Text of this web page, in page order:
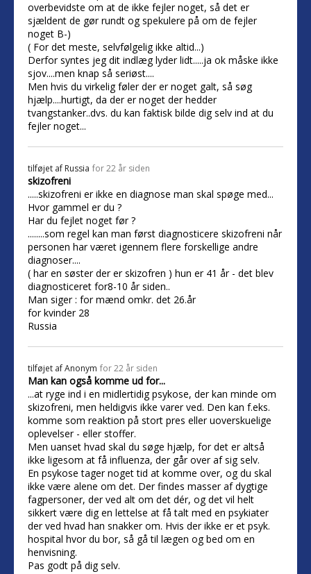
overbevidste om at de ikke fejler noget, så det er
sjældent de gør rundt og spekulere på om de fejler
noget B-)
( For det meste, selvfølgelig ikke altid...)
Derfor syntes jeg dit indlæg lyder lidt.....ja ok måske ikke
sjov....men knap så seriøst....
Men hvis du virkelig føler der er noget galt, så søg
hjælp....hurtigt, da der er noget der hedder
tvangstanker..dvs. du kan faktisk bilde dig selv ind at du
fejler noget...
tilføjet af Russia for 22 år siden
skizofreni
.....skizofreni er ikke en diagnose man skal spøge med...
Hvor gammel er du ?
Har du fejlet noget før ?
........som regel kan man først diagnosticere skizofreni når
personen har været igennem flere forskellige andre
diagnoser....
( har en søster der er skizofren ) hun er 41 år - det blev
diagnosticeret for8-10 år siden..
Man siger : for mænd omkr. det 26.år
for kvinder 28
Russia
tilføjet afAnonym for 22 år siden
Man kan også komme ud for...
...at ryge ind i en midlertidig psykose, der kan minde om
skizofreni, men heldigvis ikke varer ved. Den kan f.eks.
komme som reaktion på stort pres eller uoverskuelige
oplevelser - eller stoffer.
Men uanset hvad skal du søge hjælp, for det er altså
ikke ligesom at få influenza, der går over af sig selv.
En psykose tager noget tid at komme over, og du skal
ikke være alene om det. Der findes masser af dygtige
fagpersoner, der ved alt om det dér, og det vil helt
sikkert være dig en lettelse at få talt med en psykiater
der ved hvad han snakker om. Hvis der ikke er et psyk.
hospital hvor du bor, så gå til lægen og bed om en
henvisning.
Pas godt på dig selv.